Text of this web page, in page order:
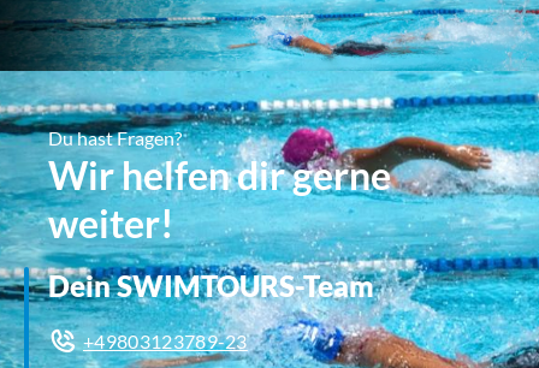
Du hast Fragen?
Wir helfen dir gerne
weiter!
Dein SWIMTOURS-Team
+49803123789-23